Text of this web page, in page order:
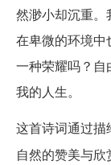
然渺小却沉重
在卑微的环境
一种荣耀吗？
我的人生。
这首诗词通过描
自然的赞美与欣